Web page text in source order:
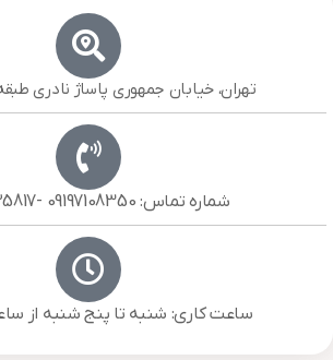
تهران، خیابان جمهوری پاساژ نادری طبقه
شماره تماس: 09197108350 -02166725817
ساعت کاری: شنبه تا پنج شنبه از ساعت 10